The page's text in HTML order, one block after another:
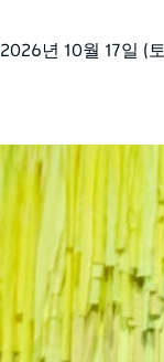
2026년 10월 17일 (